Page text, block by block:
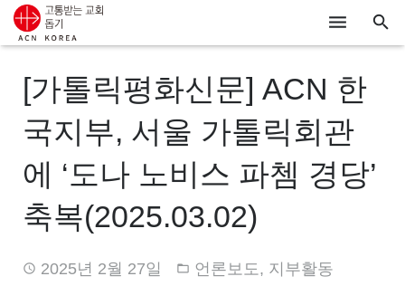
알리기
기도하기
시리아
우크라이나
행동하기
[가톨릭평화신문] ACN 한
국지부, 서울 가톨릭회관
에 ‘도나 노비스 파쳄 경당’
축복(2025.03.02)
2025년 2월 27일 언론보도, 지부활동